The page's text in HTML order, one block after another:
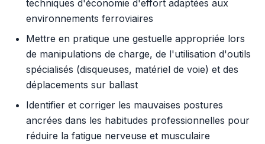
techniques d'économie d'effort adaptées aux
environnements ferroviaires
Mettre en pratique une gestuelle appropriée lors
de manipulations de charge, de l'utilisation d'outils
spécialisés (disqueuses, matériel de voie) et des
déplacements sur ballast
Identifier et corriger les mauvaises postures
ancrées dans les habitudes professionnelles pour
réduire la fatigue nerveuse et musculaire